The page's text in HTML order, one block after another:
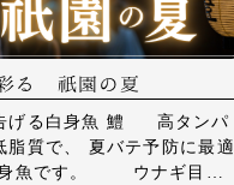
る 祇園の夏
げる白身魚 鱧 高タンパ
脂質で、 夏バテ予防に最適
魚です。 ウナギ目ハ